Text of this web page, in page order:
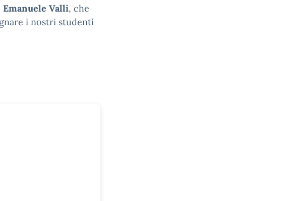
Emanuele Valli, che
i nostri studenti